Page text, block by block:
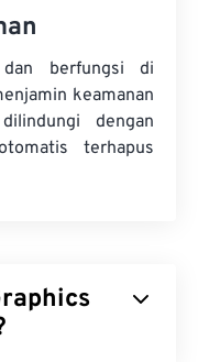
berfungsi di
keamanan
dengan
terhapus